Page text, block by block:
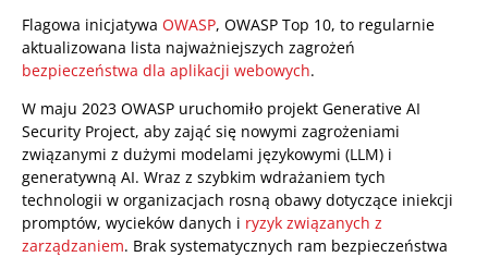
Flagowa inicjatywa OWASP
Open On A New Tab
, OWASP Top 10, to regularnie
aktualizowana lista najważniejszych zagrożeń
bezpieczeństwa dla aplikacji webowych.
W maju 2023 OWASP uruchomiło projekt Generative AI
Security Project, aby zająć się nowymi zagrożeniami
związanymi z dużymi modelami językowymi (LLM) i
generatywną AI. Wraz z szybkim wdrażaniem tych
technologii w organizacjach rosną obawy dotyczące iniekcji
promptów, wycieków danych i ryzyk związanych z
zarządzaniem. Brak systematycznych ram bezpieczeństwa